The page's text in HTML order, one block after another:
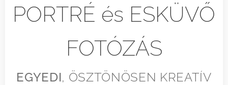
PORTRÉ és ESKÜVŐ
FOTÓZÁS
EGYEDI, ÖSZTÖNÖSEN KREATÍV